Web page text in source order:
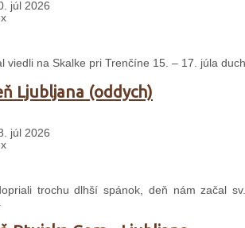
júl 2026
viedli na Skalke pri Trenčíne 15. – 17. júla
Ljubljana (oddych)
júl 2026
trochu dlhší spánok, deň nám začal